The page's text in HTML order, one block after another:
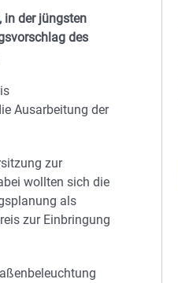
in der jüngsten
des
Ausarbeitung der
zur
wollten sich die
als
zur Einbringung